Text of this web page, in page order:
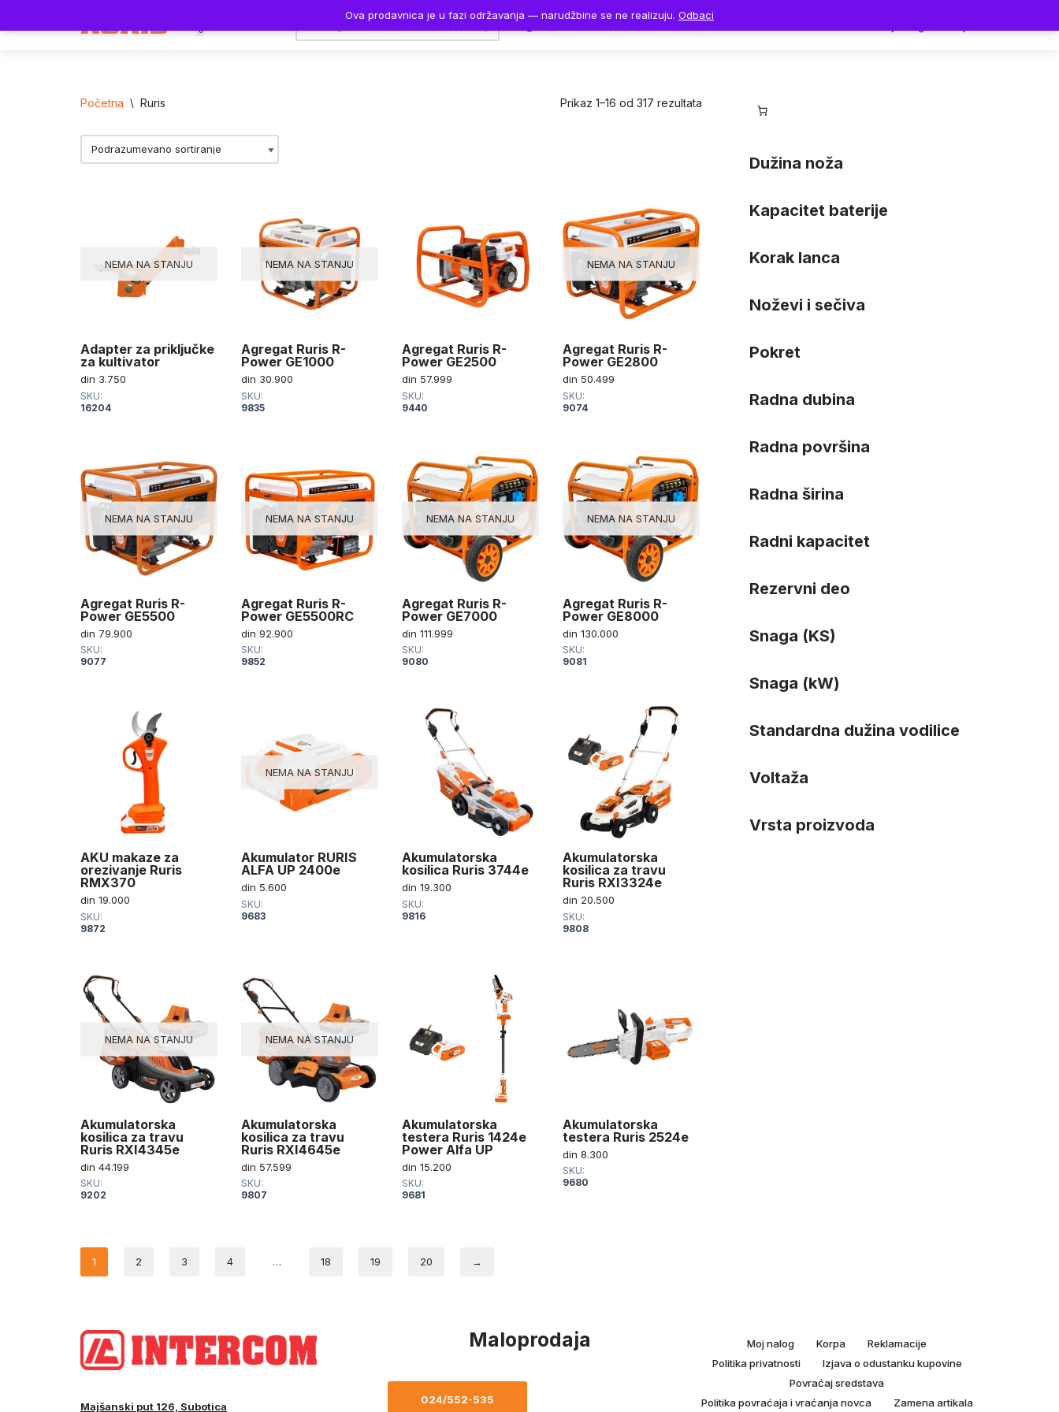
Ova prodavnica je u fazi održavanja — narudžbine se ne realizuju. Odbaci
0 Proizvodi
Početna \ Ruris Prikaz 1–16 od 317 rezultata
NEMA NA STANJU
Adapter za priključke
za kultivator
din 3.750
SKU:
16204
NEMA NA STANJU
Agregat Ruris R-
Power GE1000
din 30.900
SKU:
9835
Agregat Ruris R-
Power GE2500
din 57.999
SKU:
9440
NEMA NA STANJU
Agregat Ruris R-
Power GE2800
din 50.499
SKU:
9074
NEMA NA STANJU
Agregat Ruris R-
Power GE5500
din 79.900
SKU:
9077
NEMA NA STANJU
Agregat Ruris R-
Power GE5500RC
din 92.900
SKU:
9852
NEMA NA STANJU
Agregat Ruris R-
Power GE7000
din 111.999
SKU:
9080
NEMA NA STANJU
Agregat Ruris R-
Power GE8000
din 130.000
SKU:
9081
AKU makaze za
orezivanje Ruris
RMX370
din 19.000
SKU:
9872
NEMA NA STANJU
Akumulator RURIS
ALFA UP 2400e
din 5.600
SKU:
9683
Akumulatorska
kosilica Ruris 3744e
din 19.300
SKU:
9816
Akumulatorska
kosilica za travu
Ruris RXI3324e
din 20.500
SKU:
9808
NEMA NA STANJU
Akumulatorska
kosilica za travu
Ruris RXI4345e
din 44.199
SKU:
9202
NEMA NA STANJU
Akumulatorska
kosilica za travu
Ruris RXI4645e
din 57.599
SKU:
9807
Akumulatorska
testera Ruris 1424e
Power Alfa UP
din 15.200
SKU:
9681
Akumulatorska
testera Ruris 2524e
din 8.300
SKU:
9680
1 2 3 4 … 18 19 20 →
Dužina noža
Kapacitet baterije
Korak lanca
Noževi i sečiva
Pokret
Radna dubina
Radna površina
Radna širina
Radni kapacitet
Rezervni deo
Snaga (KS)
Snaga (kW)
Standardna dužina vodilice
Voltaža
Vrsta proizvoda
Majšanski put 126, Subotica
Maloprodaja
024/552-535
Moj nalog Korpa
Reklamacije
Politika privatnosti
Izjava o odustanku kupovine
Povraćaj sredstava
Politika povraćaja i vraćanja novca
Zamena artikala